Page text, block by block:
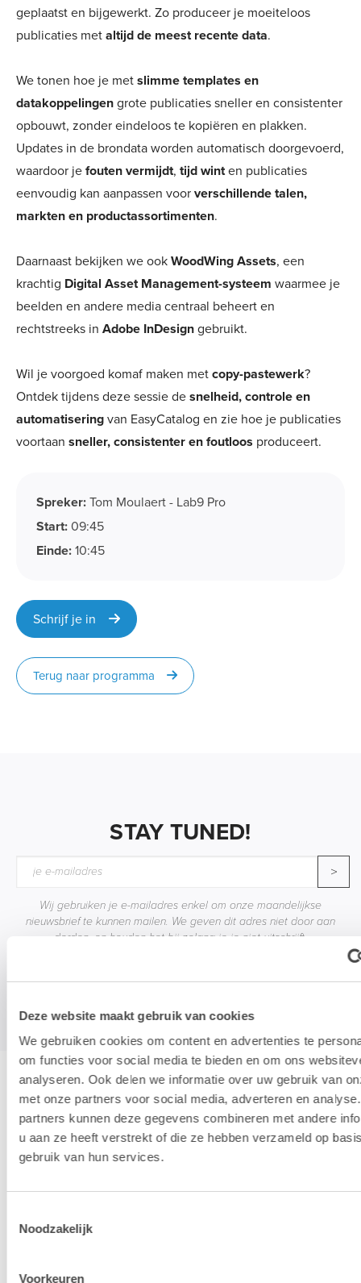
Deze website maakt gebruik van cookies
We gebruiken cookies om content en advertenties te
om functies voor social media te bieden en om ons
analyseren. Ook delen we informatie over uw gebruik van
met onze partners voor social media, adverteren en
partners kunnen deze gegevens combineren met andere
u aan ze heeft verstrekt of die ze hebben verzameld op
gebruik van hun services.
Noodzakelijk
Voorkeuren
geplaatst en bijgewerkt. Zo produceer je moeiteloos
publicaties metaltijd de meest recente data.
We tonen hoe je metslimme templates en
datakoppelingengrote publicaties sneller en consistenter
opbouwt, zonder eindeloos te kopiëren en plakken.
Updates in de brondata worden automatisch doorgevoerd,
waardoor jefouten vermijdt, tijd winten publicaties
eenvoudig kan aanpassen voorverschillende talen,
markten en productassortimenten.
Daarnaast bekijken we ookWoodWing Assets, een
krachtig Digital Asset Management-systeem waarmee je
beelden en andere media centraal beheert en
rechtstreeks in Adobe InDesigngebruikt.
Wil je voorgoed komaf maken metcopy-pastewerk?
Ontdek tijdens deze sessie desnelheid, controle en
automatiseringvan EasyCatalog en zie hoe je publicaties
voortaan sneller, consistenter en foutloos produceert.
Spreker:Tom Moulaert - Lab9 Pro
Start:09:45
Einde:10:45
Schrijf je in
Terug naar programma
STAY TUNED!
>
Wij gebruiken je e-mailadres enkel om onze maandelijkse
nieuwsbrief te kunnen mailen. We geven dit adres niet door aan
derden, en houden het bij zolang je je niet uitschrijft.
Hotline & remote support
Installatie & configuratie
Overname van je oude toestellen